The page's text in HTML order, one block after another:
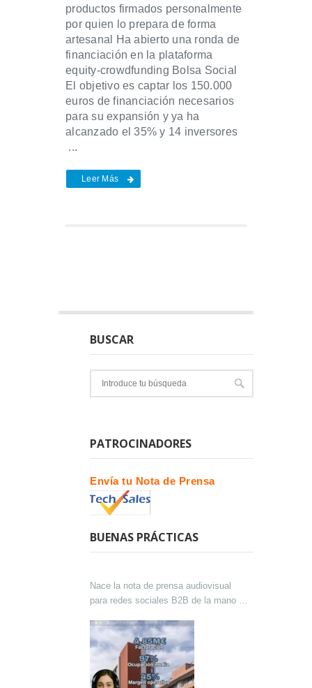
productos firmados personalmente
por quien lo prepara de forma
artesanal Ha abierto una ronda de
financiación en la plataforma
equity-crowdfunding Bolsa Social
El objetivo es captar los 150.000
euros de financiación necesarios
para su expansión y ya ha
alcanzado el 35% y 14 inversores
...
Leer Más
BUSCAR
PATROCINADORES
Envía tu Nota de Prensa
BUENAS PRÁCTICAS
Nace la nota de prensa audiovisual
para redes sociales B2B de la mano de